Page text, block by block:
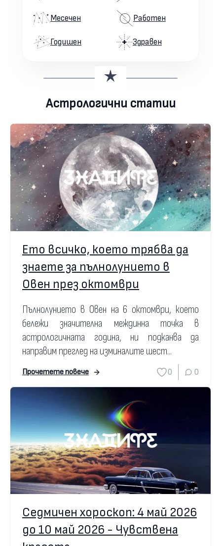
Месечен
Годишен
Работен
Здравен
Астрологични статии
Ето всичко, което трябва да
знаете за пълнолунието в
Овен през октомври
Пълнолунието в Овен на 6 октомври, което
бележи значителна междинна точка в
астрологичната година, ни подканва да
направим преглед на изминалите шест...
Прочетете повече 0 0
Седмичен хороскоп: 4 май 2026
до 10 май 2026 - Чувствена